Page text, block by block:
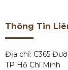
Thông Tin
Địa chỉ: C365
TP Hồ Chí Minh